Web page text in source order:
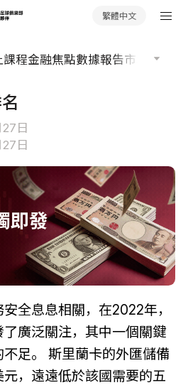
繁體中文
課程金融焦點數據報告市場分析
日
日
全息息相關，在2022年，
廣泛關注，其中一個關鍵
足。 斯里蘭卡的外匯儲備
，遠遠低於該國需要的五